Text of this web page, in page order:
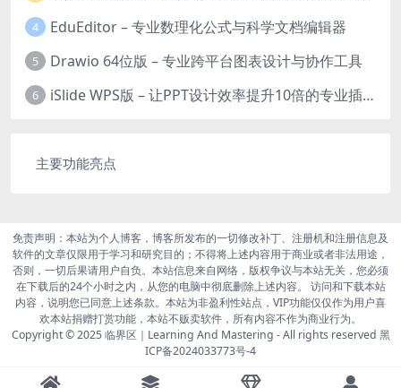
4 EduEditor – 专业数理化公式与科学文档编辑器
5 Drawio 64位版 – 专业跨平台图表设计与协作工具
6 iSlide WPS版 – 让PPT设计效率提升10倍的专业插件
主要功能亮点
免责声明：本站为个人博客，博客所发布的一切修改补丁、注册机和注册信息及
软件的文章仅限用于学习和研究目的；不得将上述内容用于商业或者非法用途，
否则，一切后果请用户自负。本站信息来自网络，版权争议与本站无关，您必须
在下载后的24个小时之内，从您的电脑中彻底删除上述内容。 访问和下载本站
内容，说明您已同意上述条款。本站为非盈利性站点，VIP功能仅仅作为用户喜
欢本站捐赠打赏功能，本站不贩卖软件，所有内容不作为商业行为。
Copyright © 2025临界区｜Learning And Mastering - All rights reserved 黑
ICP备2024033773号-4